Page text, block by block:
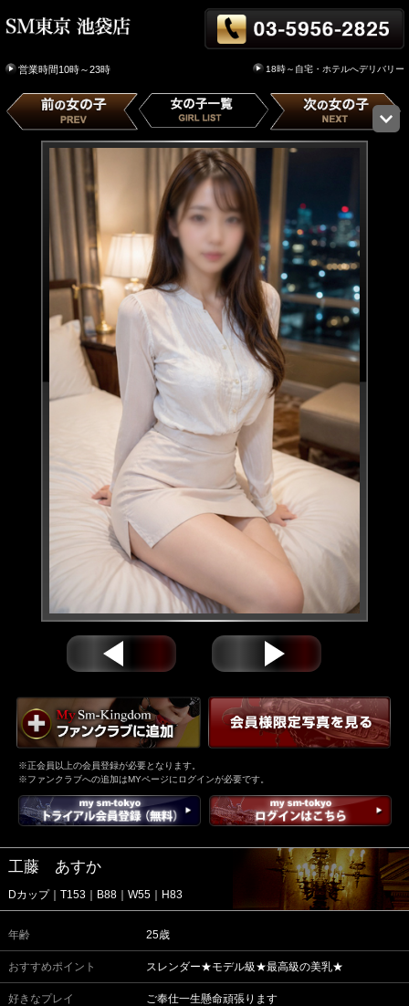
営業時間10時～23時 18時～自宅・ホテルへデリバリー
※正会員以上の会員登録が必要となります。
※ファンクラブへの追加はMYページにログインが必要です。
工藤 あすか
Dカップ｜T153｜B88｜W55｜H83
年齢 25歳
おすすめポイント スレンダー★モデル級★最高級の美乳★
好きなプレイ ご奉仕一生懸命頑張ります